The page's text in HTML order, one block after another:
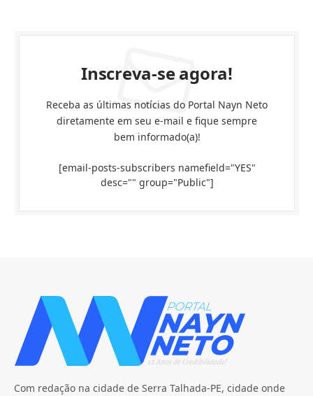
Inscreva-se agora!
Receba as últimas notícias do Portal Nayn Neto
diretamente em seu e-mail e fique sempre
bem informado(a)!
[email-posts-subscribers namefield="YES"
desc="" group="Public"]
Com redação na cidade de Serra Talhada-PE, cidade onde